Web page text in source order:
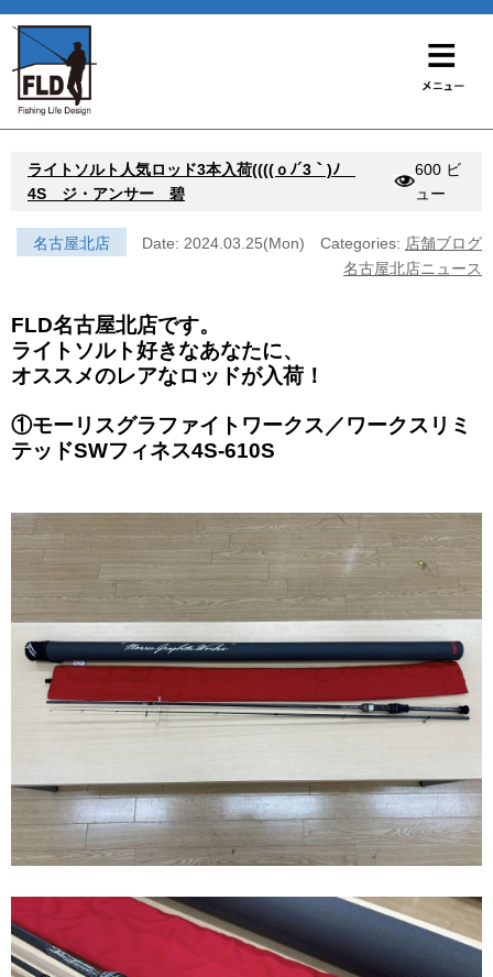
ライトソルト人気ロッド3本入荷((((ｏﾉ´3｀)ﾉ
4S ジ・アンサー 碧
600 ビ
ュー
名古屋北店 Date: 2024.03.25(Mon) Categories: 店舗ブログ
名古屋北店ニュース
FLD名古屋北店です。
ライトソルト好きなあなたに、
オススメのレアなロッドが入荷！
①モーリスグラファイトワークス／ワークスリミ
テッドSWフィネス4S-610S